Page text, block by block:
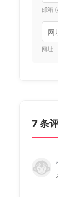
邮箱 (
网址
7 条